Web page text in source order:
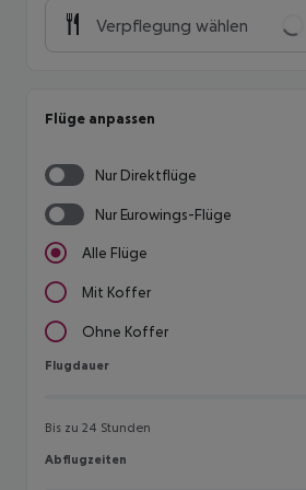
Verpflegung wählen
Flüge anpassen
Nur Direktflüge
Nur Eurowings-Flüge
Alle Flüge
Mit Koffer
Ohne Koffer
Flugdauer
Flugdauer
Bis zu 24 Stunden
Abflugzeiten
Abflugzeiten